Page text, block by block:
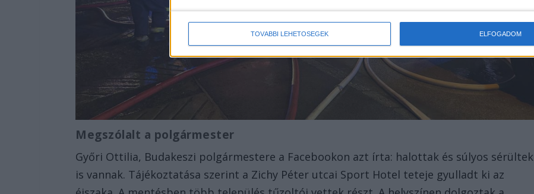
TOVÁBBI LEHETŐSÉGEK ELFOGADOM
Megszólalt a polgármester
Győri Ottilia, Budakeszi polgármestere a Facebookon azt írta: halottak és súlyos sérültek
is vannak. Tájékoztatása szerint a Zichy Péter utcai Sport Hotel teteje gyulladt ki az